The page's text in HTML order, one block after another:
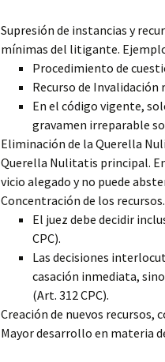
Supresión de instancias y
mínimas del litigante.
Procedimiento de
Recurso de
En el código vigente,
gravamen irreparable
Eliminación de la Querella
Querella Nulitatis principal.
vicio alegado y no puede
Concentración de los
El juez debe decidir
CPC).
Las decisiones
casación inmediata,
(Art. 312 CPC).
Creación de nuevos recursos,
Mayor desarrollo en materia